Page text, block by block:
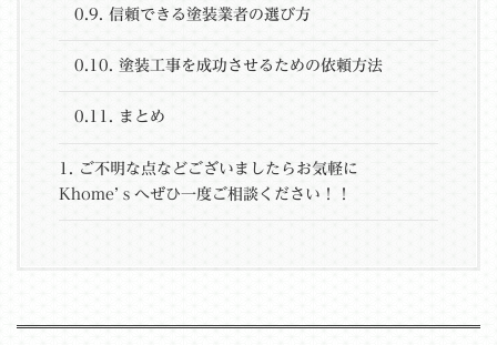
0.9. 信頼できる塗装業者の選び方
0.10. 塗装工事を成功させるための依頼方法
0.11. まとめ
1. ご不明な点などございましたらお気軽に
Khome’ｓへぜひ一度ご相談ください！！